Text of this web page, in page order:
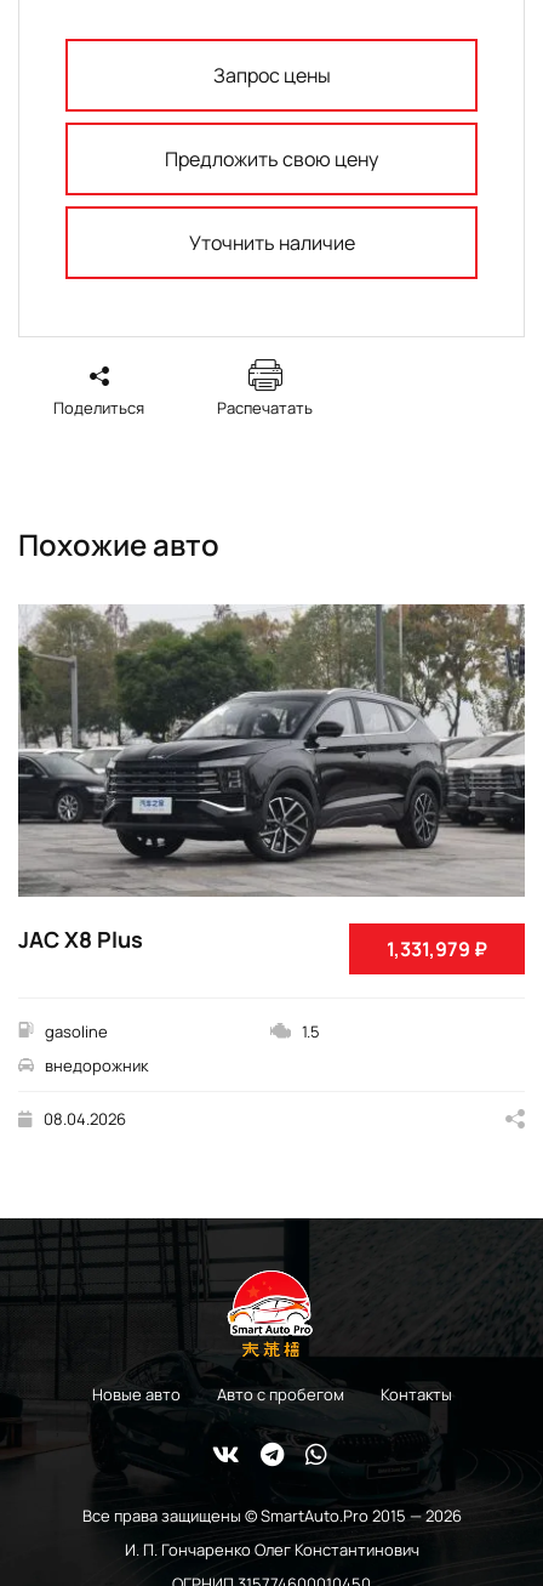
Запрос цены
Предложить свою цену
Уточнить наличие
Поделиться Распечатать
Похожие авто
1,331,979 ₽
JAC X8 Plus
gasoline
1.5
внедорожник
08.04.2026
Новые авто Авто с пробегом Контакты
Все права защищены © SmartAuto.Pro 2015 — 2026
И. П. Гончаренко Олег Константинович